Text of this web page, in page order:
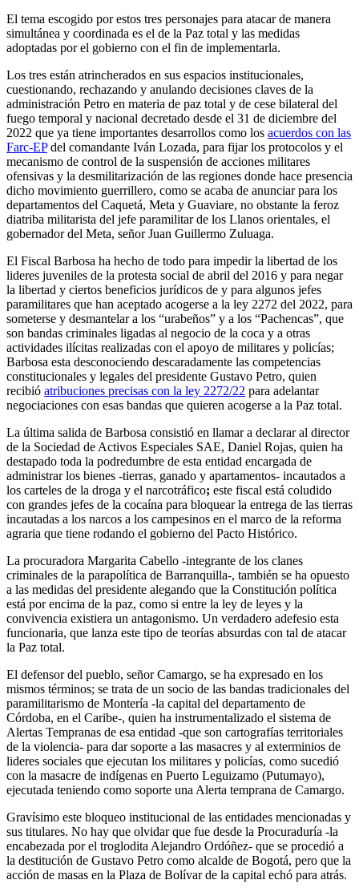
El tema escogido por estos tres personajes para atacar de manera
simultánea y coordinada es el de la Paz total y las medidas
adoptadas por el gobierno con el fin de implementarla.
Los tres están atrincherados en sus espacios institucionales,
cuestionando, rechazando y anulando decisiones claves de la
administración Petro en materia de paz total y de cese bilateral del
fuego temporal y nacional decretado desde el 31 de diciembre del
2022 que ya tiene importantes desarrollos como los acuerdos con las
Farc-EPdel comandante Iván Lozada, para fijar los protocolos y el
mecanismo de control de la suspensión de acciones militares
ofensivas y la desmilitarización de las regiones donde hace presencia
dicho movimiento guerrillero, como se acaba de anunciar para los
departamentos del Caquetá, Meta y Guaviare, no obstante la feroz
diatriba militarista del jefe paramilitar de los Llanos orientales, el
gobernador del Meta, señor Juan Guillermo Zuluaga.
El Fiscal Barbosa ha hecho de todo para impedir la libertad de los
lideres juveniles de la protesta social de abril del 2016 y para negar
la libertad y ciertos beneficios jurídicos de y para algunos jefes
paramilitares que han aceptado acogerse a la ley 2272 del 2022, para
someterse y desmantelar a los “urabeños” y a los “Pachencas”, que
son bandas criminales ligadas al negocio de la coca y a otras
actividades ilícitas realizadas con el apoyo de militares y policías;
Barbosa esta desconociendo descaradamente las competencias
constitucionales y legales del presidente Gustavo Petro, quien
recibió atribuciones precisas con la ley 2272/22 para adelantar
negociaciones con esas bandas que quieren acogerse a la Paz total.
La última salida de Barbosa consistió en llamar a declarar al director
de la Sociedad de Activos Especiales SAE, Daniel Rojas, quien ha
destapado toda la podredumbre de esta entidad encargada de
administrar los bienes -tierras, ganado y apartamentos- incautados a
los carteles de la droga y el narcotráfico; este fiscal está coludido
con grandes jefes de la cocaína para bloquear la entrega de las tierras
incautadas a los narcos a los campesinos en el marco de la reforma
agraria que tiene rodando el gobierno del Pacto Histórico.
La procuradora Margarita Cabello -integrante de los clanes
criminales de la parapolítica de Barranquilla-, también se ha opuesto
a las medidas del presidente alegando que la Constitución política
está por encima de la paz, como si entre la ley de leyes y la
convivencia existiera un antagonismo. Un verdadero adefesio esta
funcionaria, que lanza este tipo de teorías absurdas con tal de atacar
la Paz total.
El defensor del pueblo, señor Camargo, se ha expresado en los
mismos términos; se trata de un socio de las bandas tradicionales del
paramilitarismo de Montería -la capital del departamento de
Córdoba, en el Caribe-, quien ha instrumentalizado el sistema de
Alertas Tempranas de esa entidad -que son cartografías territoriales
de la violencia- para dar soporte a las masacres y al exterminios de
lideres sociales que ejecutan los militares y policías, como sucedió
con la masacre de indígenas en Puerto Leguizamo (Putumayo),
ejecutada teniendo como soporte una Alerta temprana de Camargo.
Gravísimo este bloqueo institucional de las entidades mencionadas y
sus titulares. No hay que olvidar que fue desde la Procuraduría -la
encabezada por el troglodita Alejandro Ordóñez- que se procedió a
la destitución de Gustavo Petro como alcalde de Bogotá, pero que la
acción de masas en la Plaza de Bolívar de la capital echó para atrás.